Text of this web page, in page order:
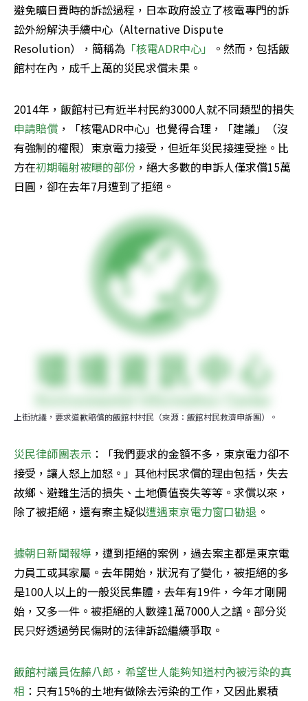
避免曠日費時的訴訟過程，日本政府設立了核電專門的訴
訟外紛解決手續中心（Alternative Dispute
Resolution），簡稱為 「核電ADR中心」
。然而，包括飯
館村在內，成千上萬的災民求償未果。
2014年，飯館村已有近半村民約3000人就不同類型的損失
申請賠償 ，「核電ADR中心」也覺得合理，「建議」（沒
有強制的權限）東京電力接受，但近年災民接連受挫。比
方在初期輻射被曝的部份 ，絕大多數的申訴人僅求償15萬
日圓，卻在去年7月遭到了拒絕。
上街抗議，要求道歉賠償的飯館村村民（來源：飯館村民救濟申訴團）。
災民律師團表示 ：「我們要求的金額不多，東京電力卻不
接受，讓人怒上加怒。」其他村民求償的理由包括，失去
故鄉、避難生活的損失、土地價值喪失等等。求償以來，
除了被拒絕，還有案主疑似遭遇東京電力窗口勸退 。
據朝日新聞報導 ，遭到拒絕的案例，過去案主都是東京電
力員工或其家屬。去年開始，狀況有了變化，被拒絕的多
是100人以上的一般災民集體，去年有19件，今年才剛開
始，又多一件。被拒絕的人數達1萬7000人之譜。部分災
民只好透過勞民傷財的法律訴訟繼續爭取。
飯館村議員佐藤八郎，希望世人能夠知道村內被污染的真
相 ：只有15%的土地有做除去污染的工作，又因此累積